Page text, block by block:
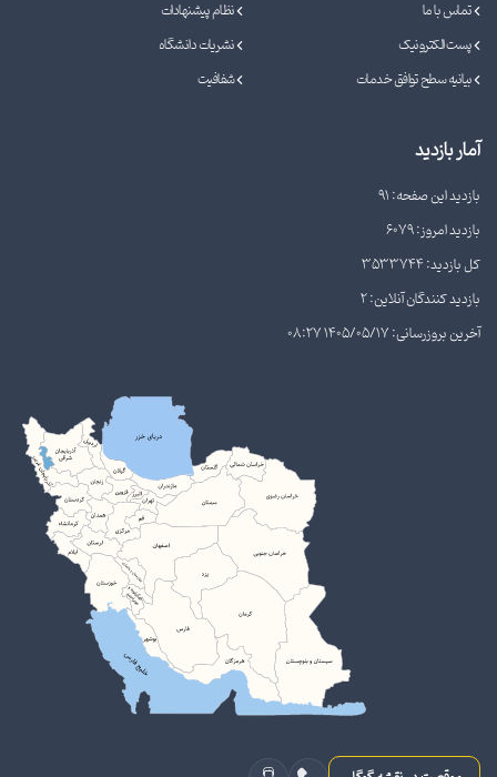
تماس با ما
نظام پیشنهادات
پست الکترونیک
نشریات دانشگاه
بیانیه سطح توافق خدمات
شفافیت
آمار بازدید
بازدید این صفحه: 91
بازدید امروز: 6079
کل بازدید: 3533744
بازدید کنندگان آنلاین: 2
آخرین بروزرسانی: 1405/05/17 08:27